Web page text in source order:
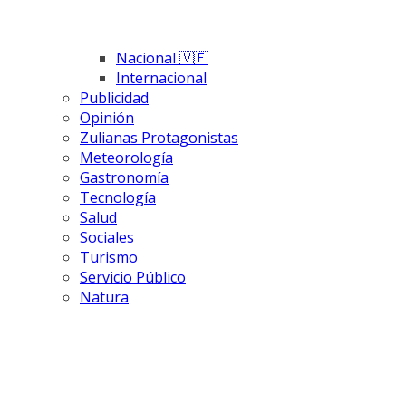
Nacional 🇻🇪
Internacional
Publicidad
Opinión
Zulianas Protagonistas
Meteorología
Gastronomía
Tecnología
Salud
Sociales
Turismo
Servicio Público
Natura